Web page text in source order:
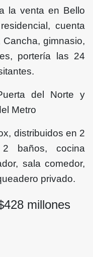
la venta en Bello
cuenta
gimnasio,
portería las 24
del Norte y
Metro
distribuidos en 2
2 baños, cocina
sala comedor,
privado.
428 millones